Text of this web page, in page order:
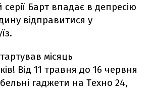
серії Барт впадає в депресію
відправитися у
місяць
Від 11 травня до 16 червня
гаджети на Техно 24,